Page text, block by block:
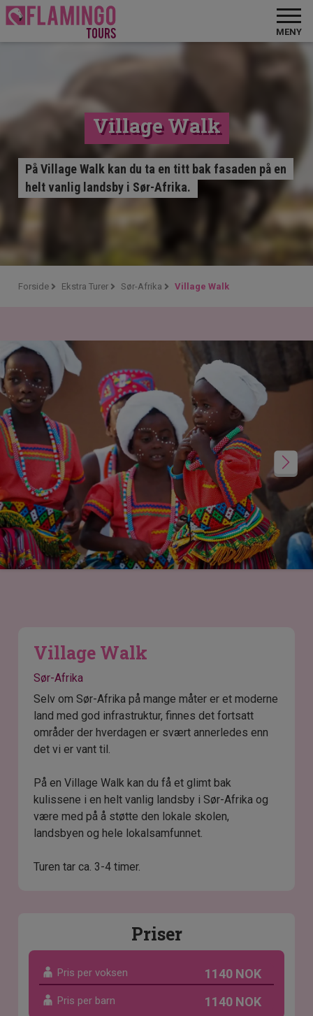
MENY
Village Walk
På Village Walk kan du ta en titt bak fasaden på en
helt vanlig landsby i Sør-Afrika.
Forside Ekstra Turer Sør-Afrika Village Walk
Village Walk
Sør-Afrika
Selv om Sør-Afrika på mange måter er et moderne
land med god infrastruktur, finnes det fortsatt
områder der hverdagen er svært annerledes enn
det vi er vant til.
På en Village Walk kan du få et glimt bak
kulissene i en helt vanlig landsby i Sør-Afrika og
være med på å støtte den lokale skolen,
landsbyen og hele lokalsamfunnet.
Turen tar ca. 3-4 timer.
Priser
Pris per voksen 1140 NOK
Pris per barn 1140 NOK